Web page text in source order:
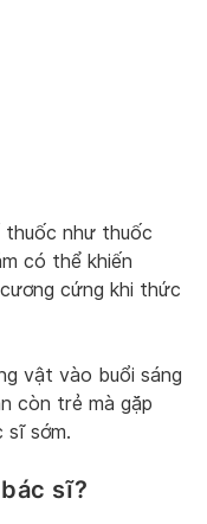
thuốc như thuốc
có thể khiến
cứng khi thức
vật vào buổi sáng
còn trẻ mà gặp
sĩ sớm.
sĩ?